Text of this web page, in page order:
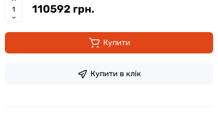
110592 грн.
Купити
Купити в клік